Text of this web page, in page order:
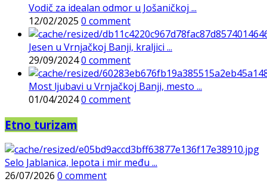
Vodič za idealan odmor u Jošaničkoj ...
12/02/2025 0 comment
Jesen u Vrnjačkoj Banji, kraljici ...
29/09/20240 comment
Most ljubavi u Vrnjačkoj Banji, mesto ...
01/04/20240 comment
Etno turizam
Selo Jablanica, lepota i mir među ...
26/07/2026 0 comment